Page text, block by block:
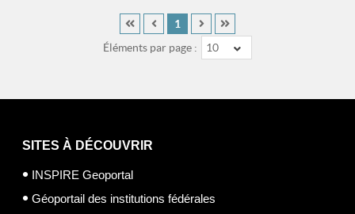
Éléments par page : 10
1
SITES À DÉCOUVRIR
INSPIRE Geoportal
Géoportail des institutions fédérales